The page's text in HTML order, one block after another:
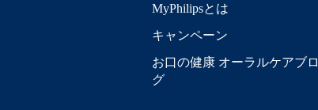
MyPhilipsとは
キャンペーン
お口の健康 オーラルケアブロ
グ